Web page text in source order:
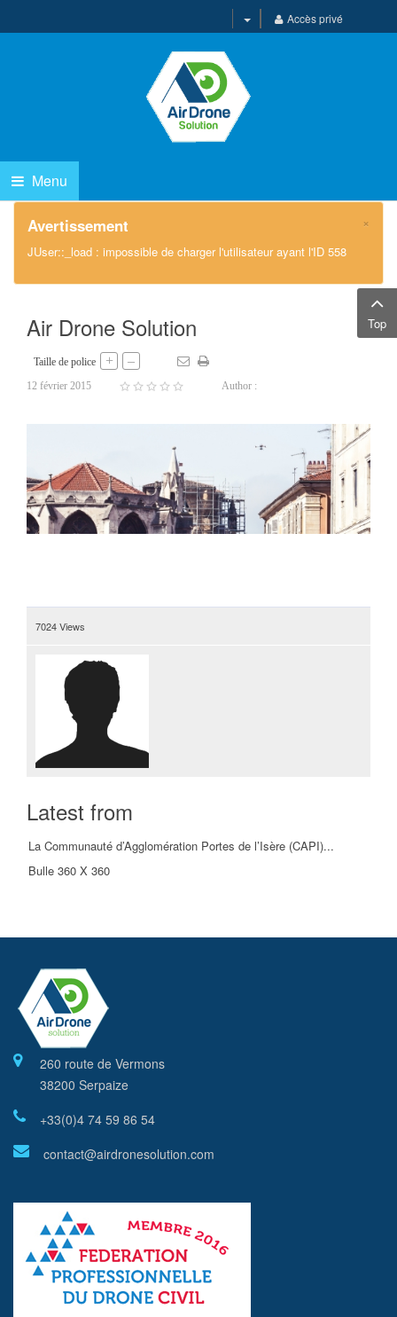
Accès privé
Menu
×
Avertissement
JUser::_load : impossible de charger l'utilisateur ayant l'ID 558
Air Drone Solution
Taille de police + –
12 février 2015 Author :
7024 Views
Latest from
La Communauté d’Agglomération Portes de l’Isère (CAPI)...
Bulle 360 X 360
260 route de Vermons
38200 Serpaize
+33(0)4 74 59 86 54
contact@airdronesolution.com
Top